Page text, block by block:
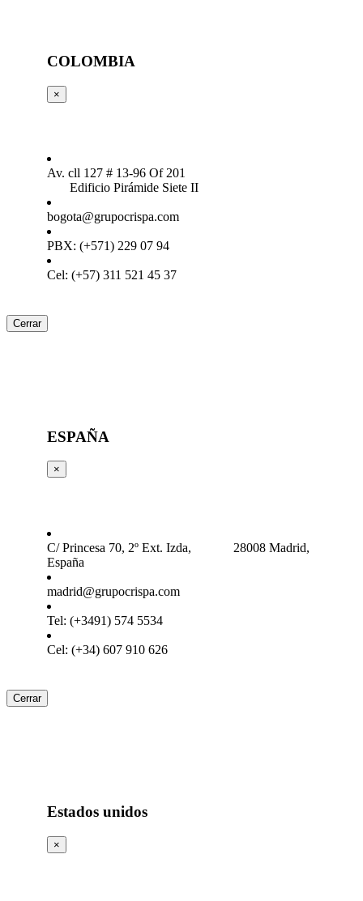
COLOMBIA
×
Av. cll 127 # 13-96 Of 201
Edificio Pirámide Siete II
bogota@grupocrispa.com
PBX: (+571) 229 07 94
Cel: (+57) 311 521 45 37
Cerrar
ESPAÑA
×
C/ Princesa 70, 2º Ext. Izda, 28008 Madrid,
España
madrid@grupocrispa.com
Tel: (+3491) 574 5534
Cel: (+34) 607 910 626
Cerrar
Estados unidos
×